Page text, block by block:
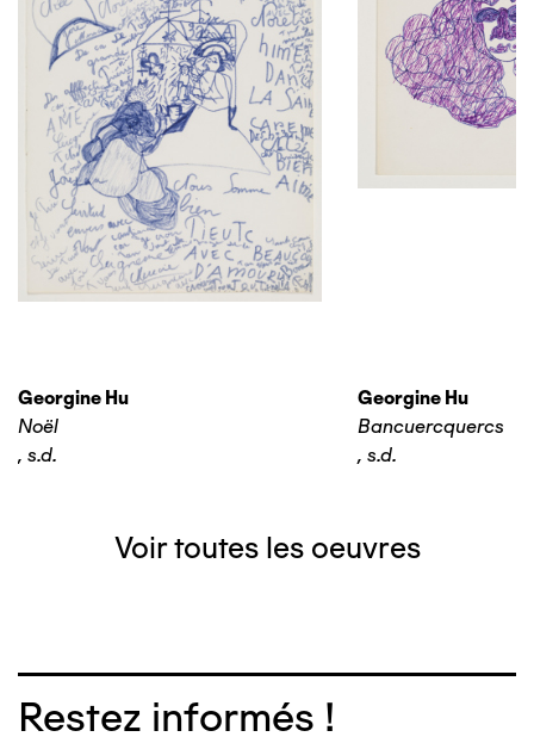
Georgine Hu
Noël
, s.d.
Georgine Hu
Bancuercquercs
, s.d.
Voir toutes les oeuvres
Restez informés !